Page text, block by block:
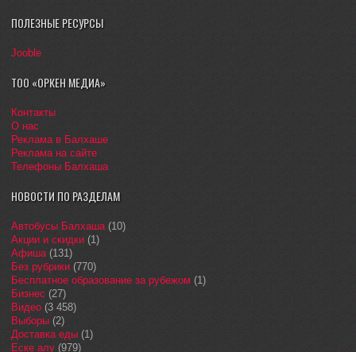
ПОЛЕЗНЫЕ РЕСУРСЫ
Jooble
ТОО «ОРКЕН МЕДИА»
Контакты
О нас
Реклама в Балхаше
Реклама на сайте
Телефоны Балхаша
НОВОСТИ ПО РАЗДЕЛАМ
Автобусы Балхаша(10)
Акции и скидки (1)
Афиша(131)
Без рубрики (770)
Бесплатное образование за рубежом (1)
Бизнес (27)
Видео (3 458)
Выборы (2)
Доставка еды (1)
Еске алу (979)